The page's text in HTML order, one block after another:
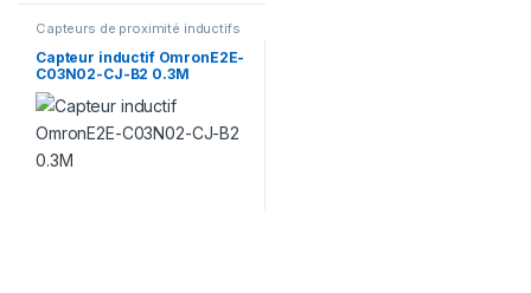
Capteurs de proximité inductifs
Capteur inductif OmronE2E-
C03N02-CJ-B2 0.3M